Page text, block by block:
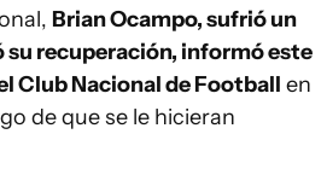
Brian Ocampo, sufrió un
su recuperación, informó este
Club Nacional de Football en
de que se le hicieran